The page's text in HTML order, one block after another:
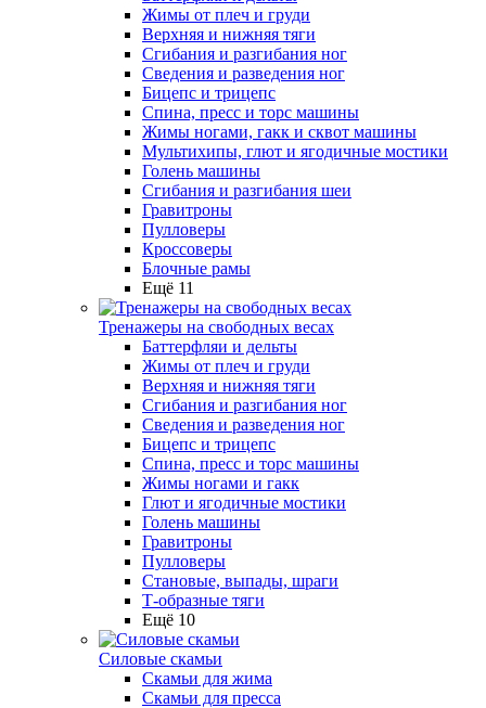
Жимы от плеч и груди
Верхняя и нижняя тяги
Сгибания и разгибания ног
Сведения и разведения ног
Бицепс и трицепс
Спина, пресс и торс машины
Жимы ногами, гакк и сквот машины
Мультихипы, глют и ягодичные мостики
Голень машины
Сгибания и разгибания шеи
Гравитроны
Пулловеры
Кроссоверы
Блочные рамы
Ещё 11
Тренажеры на свободных весах
Баттерфляи и дельты
Жимы от плеч и груди
Верхняя и нижняя тяги
Сгибания и разгибания ног
Сведения и разведения ног
Бицепс и трицепс
Спина, пресс и торс машины
Жимы ногами и гакк
Глют и ягодичные мостики
Голень машины
Гравитроны
Пулловеры
Становые, выпады, шраги
Т-образные тяги
Ещё 10
Силовые скамьи
Скамьи для жима
Скамьи для пресса